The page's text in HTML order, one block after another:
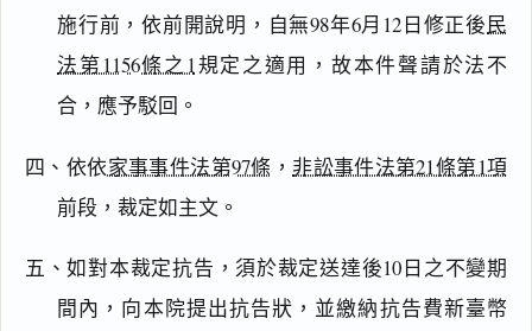
施行前，依前開說明，自無98年6月12日修正後民
法第1156條之1規定之適用，故本件聲請於法不
合，應予駁回。
四、依依家事事件法第97條 ， 非訟事件法第21條第1項
前段，裁定如主文。
五、如對本裁定抗告，須於裁定送達後10日之不變期
間內，向本院提出抗告狀，並繳納抗告費新臺幣
由
一